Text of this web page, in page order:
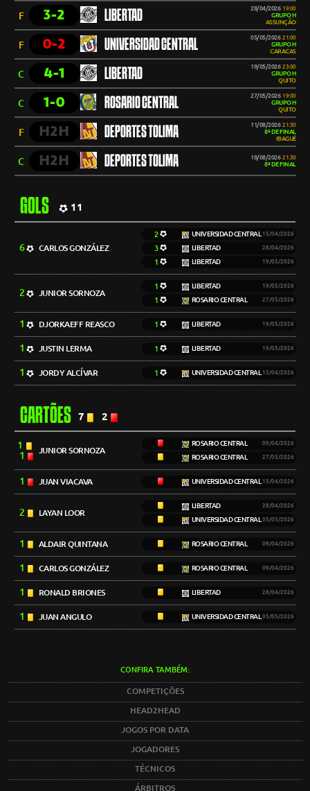
F 3-2 LIBERTAD 28/04/2026 19:00
GRUPO H
ASSUNÇÃO
F 0-2 UNIVERSIDAD CENTRAL 05/05/2026 21:00
GRUPO H
CARACAS
C 4-1 LIBERTAD 19/05/2026 23:00
GRUPO H
QUITO
C 1-0 ROSARIO CENTRAL 27/05/2026 19:00
GRUPO H
QUITO
F H2H DEPORTES TOLIMA 11/08/2026 21:30
8ª DE FINAL
IBAGUÉ
C H2H DEPORTES TOLIMA 18/08/2026 21:30
8ª DE FINAL
GOLS 11
6 CARLOS GONZÁLEZ
2 UNIVERSIDAD CENTRAL 15/04/2026
3 LIBERTAD 28/04/2026
1 LIBERTAD 19/05/2026
2 JUNIOR SORNOZA
1 LIBERTAD 19/05/2026
1 ROSARIO CENTRAL 27/05/2026
1 DJORKAEFF REASCO 1 LIBERTAD 19/05/2026
1 JUSTIN LERMA 1 LIBERTAD 19/05/2026
1 JORDY ALCÍVAR 1 UNIVERSIDAD CENTRAL 15/04/2026
CARTÕES 7 2
1
1
JUNIOR SORNOZA
ROSARIO CENTRAL 09/04/2026
ROSARIO CENTRAL 27/05/2026
1 JUAN VIACAVA UNIVERSIDAD CENTRAL 15/04/2026
2 LAYAN LOOR
LIBERTAD 28/04/2026
UNIVERSIDAD CENTRAL 05/05/2026
1 ALDAIR QUINTANA ROSARIO CENTRAL 09/04/2026
1 CARLOS GONZÁLEZ ROSARIO CENTRAL 09/04/2026
1 RONALD BRIONES LIBERTAD 28/04/2026
1 JUAN ANGULO UNIVERSIDAD CENTRAL 05/05/2026
CONFIRA TAMBÉM:
COMPETIÇÕES
HEAD2HEAD
JOGOS POR DATA
JOGADORES
TÉCNICOS
ÁRBITROS